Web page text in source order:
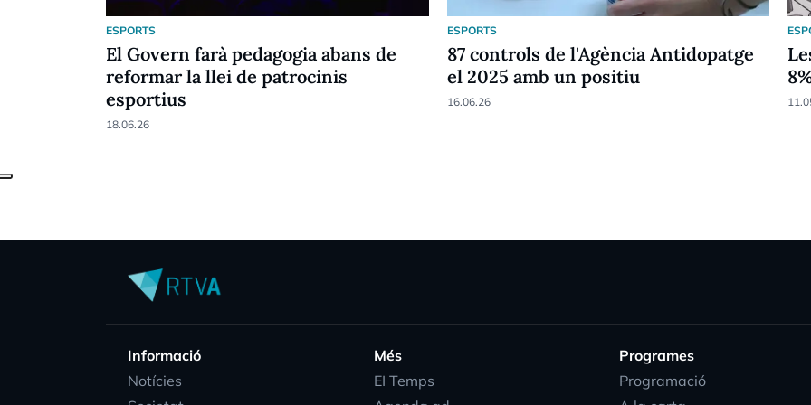
ESPORTS
El Govern farà pedagogia abans de
reformar la llei de patrocinis
esportius
18.06.26
ESPORTS
87 controls de l'Agència Antidopatge
el 2025 amb un positiu
16.06.26
Informació
Notícies
Més
EI Temps
Programes
Programació